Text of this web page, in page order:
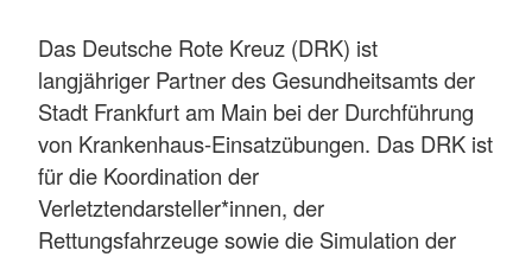
Das Deutsche Rote Kreuz (DRK) ist
langjähriger Partner des Gesundheitsamts der
Stadt Frankfurt am Main bei der Durchführung
von Krankenhaus-Einsatzübungen. Das DRK ist
für die Koordination der
Verletztendarsteller*innen, der
Rettungsfahrzeuge sowie die Simulation der